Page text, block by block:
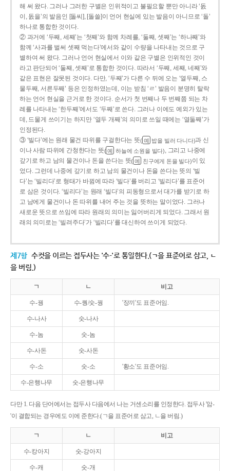
해 써 왔다. 그러나 그러한 구별은 인위적이고 불필요할 뿐만 아니라 ‘돐
이, 돐을’의 발음인 [돌씨], [돌쓸]이 언어 현실에 있는 발음이 아니므로 ‘돌’
하나로 통합한 것이다.
② 과거에 ‘두째, 세째’는 ‘첫째’와 함께 차례를, ‘둘째, 셋째’는 ‘하나째’와
함께 ‘사과를 벌써 셋째 먹는다’에서와 같이 수량을 나타내는 것으로 구
별하여 써 왔다. 그러나 언어 현실에서 이와 같은 구별은 인위적인 것이
라고 판단되어 ‘둘째, 셋째’로 통합한 것이다. 따라서 ‘두째, 세째, 네째’와
같은 표현은 잘못된 것이다. 다만, ‘두째’가 다른 수 뒤에 오는 ‘열두째, 스
물두째, 서른두째’ 등은 인정하였는데, 이는 받침 ‘ㄹ’ 발음이 분명히 탈락
하는 언어 현실을 근거로 한 것이다. 순서가 첫 번째나 두 번째쯤 되는 차
례를 나타내는 ‘한두째’에서도 ‘두째’로 쓴다. 그러나 이에도 예외가 있는
데, 드물게 쓰이기는 하지만 ‘열두 개째’의 의미로 쓰일 때에는 ‘열둘째’가
인정된다.
③ ‘빌다’에는 원래 물건 따위를 구걸한다는 뜻( 예 밥을 빌러 다니다)과 신
이나 사람 따위에 간청한다는 뜻( 예 하늘에 소원을 빌다), 그리고 나중에
갚기로 하고 남의 물건이나 돈을 쓴다는 뜻( 예 친구에게 돈을 빌다)이 있
었다. 그런데 나중에 갚기로 하고 남의 물건이나 돈을 쓴다는 뜻의 ‘빌
다’는 ‘빌리다’로 형태가 바뀜에 따라 ‘빌다’를 버리고 ‘빌리다’를 표준어
로 삼은 것이다. ‘빌리다’는 원래 ‘빌다’의 피동형으로서 대가를 받기로 하
고 남에게 물건이나 돈 따위를 내어 주는 것을 뜻하는 말이었다. 그러나
새로운 뜻으로 쓰임에 따라 원래의 의미는 잃어버리게 되었다. 그래서 원
래의 의미로는 ‘빌려주다’가 ‘빌리다’를 대신하여 쓰이게 되었다.
제7항 수컷을 이르는 접두사는 '수-'로 통일한다.(ㄱ을 표준어로 삼고, ㄴ
을 버림.)
ㄱ ㄴ 비고
수-꿩 수-퀑/숫-꿩 '장끼'도 표준어임.
수-나사 숫-나사
수-놈 숫-놈
수-사돈 숫-사돈
수-소 숫-소 '황소'도 표준어임.
수-은행나무 숫-은행나무
다만 1. 다음 단어에서는 접두사 다음에서 나는 거센소리를 인정한다. 접두사 '암-
'이 결합되는 경우에도 이에 준한다.(ㄱ을 표준어로 삼고, ㄴ을 버림.)
ㄱ ㄴ 비고
수-캉아지 숫-강아지
수-캐 숫-개